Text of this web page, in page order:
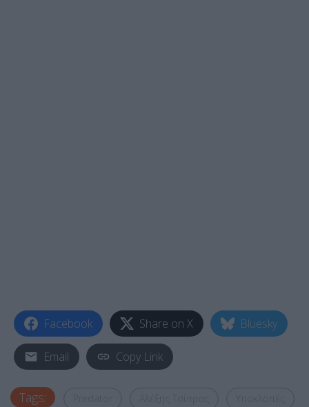
Facebook Share on X Bluesky
Email Copy Link
Tags: